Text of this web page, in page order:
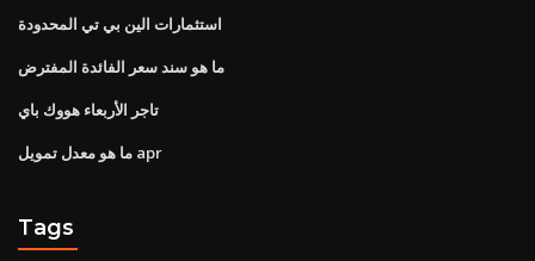
استثمارات الين بي تي المحدودة
ما هو سند سعر الفائدة المفترض
تاجر الأربعاء هووك باي
ما هو معدل تمويل apr
Tags